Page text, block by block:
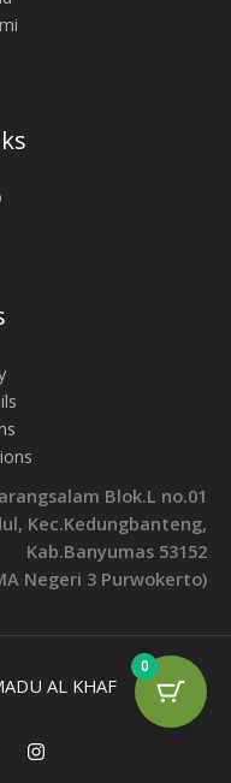
Blok.L no.01
Kec.Kedungbanteng,
Kab.Banyumas 53152
Negeri 3 Purwokerto)
AL KHAF
0